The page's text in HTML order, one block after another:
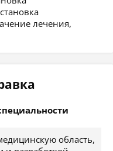
лечения,
область,